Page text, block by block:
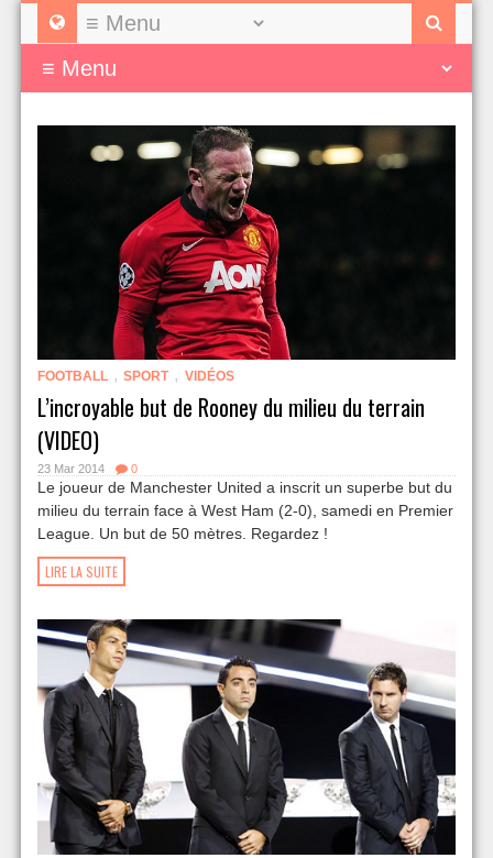
FOOTBALL , SPORT , VIDÉOS
L’incroyable but de Rooney du milieu du terrain
(VIDEO)
23 Mar 2014 0
Le joueur de Manchester United a inscrit un superbe but du
milieu du terrain face à West Ham (2-0), samedi en Premier
League. Un but de 50 mètres. Regardez !
LIRE LA SUITE